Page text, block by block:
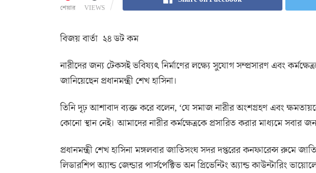
শেয়ার VIEWS
বিজয় বার্তা ২৪ ডট কম
নারীদের জন্য টেকসই ভবিষ্যৎ নির্মাণের লক্ষ্যে সুযোগ সম্প্রসারণ এবং
জানিয়েছেন প্রধানমন্ত্রী শেখ হাসিনা।
তিনি দৃঢ় আশাবাদ ব্যক্ত করে বলেন, ‘যে সমাজ নারীর অংশগ্রহণ এবং
কোনো স্থান নেই। আমাদের নারীর কর্মক্ষেত্রকে প্রসারিত করার মাধ্যমে সবার
প্রধানমন্ত্রী শেখ হাসিনা মঙ্গলবার জাতিসংঘ সদর দপ্তরের কনফারেন্স রুমে
লিডারশিপ অ্যান্ড জেন্ডার পার্সপেক্টিভ অন প্রিভেন্টিং অ্যান্ড কাউন্টারিং